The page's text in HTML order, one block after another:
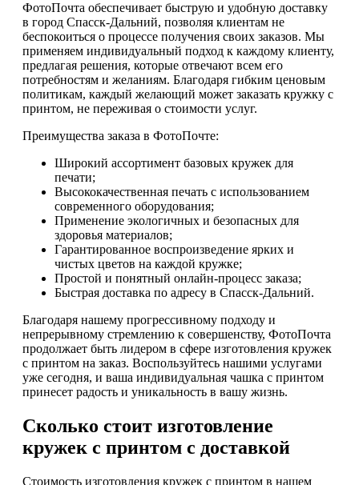
ФотоПочта обеспечивает быструю и удобную доставку
в город Спасск-Дальний, позволяя клиентам не
беспокоиться о процессе получения своих заказов. Мы
применяем индивидуальный подход к каждому клиенту,
предлагая решения, которые отвечают всем его
потребностям и желаниям. Благодаря гибким ценовым
политикам, каждый желающий может заказать кружку с
принтом, не переживая о стоимости услуг.
Преимущества заказа в ФотоПочте:
Широкий ассортимент базовых кружек для
печати;
Высококачественная печать с использованием
современного оборудования;
Применение экологичных и безопасных для
здоровья материалов;
Гарантированное воспроизведение ярких и
чистых цветов на каждой кружке;
Простой и понятный онлайн-процесс заказа;
Быстрая доставка по адресу в Спасск-Дальний.
Благодаря нашему прогрессивному подходу и
непрерывному стремлению к совершенству, ФотоПочта
продолжает быть лидером в сфере изготовления кружек
с принтом на заказ. Воспользуйтесь нашими услугами
уже сегодня, и ваша индивидуальная чашка с принтом
принесет радость и уникальность в вашу жизнь.
Сколько стоит изготовление
кружек с принтом с доставкой
Стоимость изготовления кружек с принтом в нашем